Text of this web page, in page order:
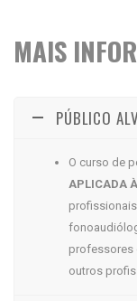
MAIS
PÚBLICO
O curso de
APLICADA
professores
outros